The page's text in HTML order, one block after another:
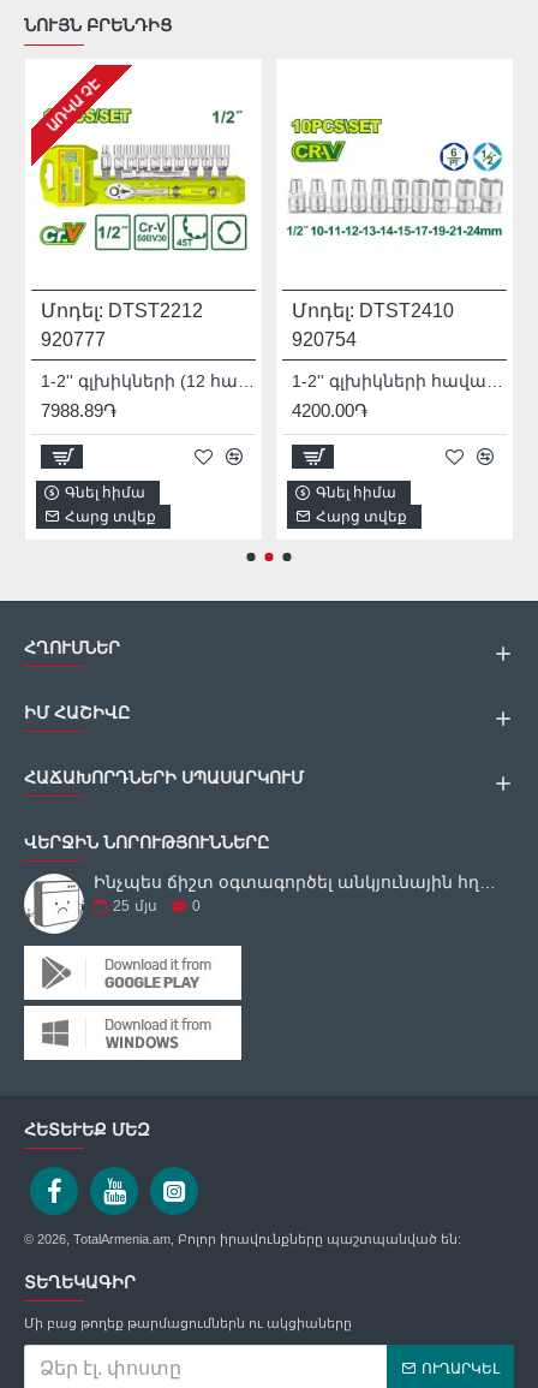
ՆՈՒՅՆ ԲՐԵՆԴԻՑ
ԱՌԿԱ ՉԷ
Մոդել: DTST2212
920777
7988.89֏
Գնել հիմա
Հարց տվեք
Մոդել: DTST2410
920754
4200.00֏
Գնել հիմա
Հարց տվեք
ՀՂՈՒՄՆԵՐ
ԻՄ ՀԱՇԻՎԸ
ՀԱՃԱԽՈՐԴՆԵՐԻ ՍՊԱՍԱՐԿՈՒՄ
ՎԵՐՋԻՆ ՆՈՐՈՒԹՅՈՒՆՆԵՐԸ
25 մյս 0
ՀԵՏԵՒԵՔ ՄԵԶ
© 2026, TotalArmenia.am, Բոլոր իրավունքները պաշտպանված են:
ՏԵՂԵԿԱԳԻՐ
Մի բաց թողեք թարմացումներն ու ակցիաները
ՈՒՂԱՐԿԵԼ